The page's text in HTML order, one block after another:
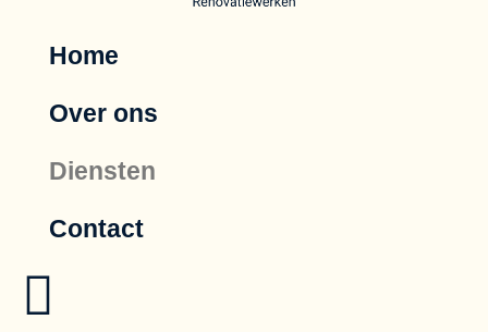
Home
Over ons
Diensten
Contact